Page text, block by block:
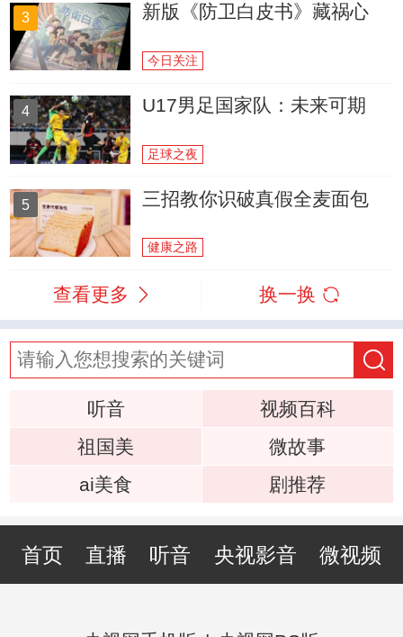
3 新版《防卫白皮书》藏祸心
今日关注
4 U17男足国家队：未来可期
足球之夜
5 三招教你识破真假全麦面包
健康之路
查看更多 换一换
听音
视频百科
祖国美
微故事
ai美食
剧推荐
首页 直播 听音 央视影音 微视频